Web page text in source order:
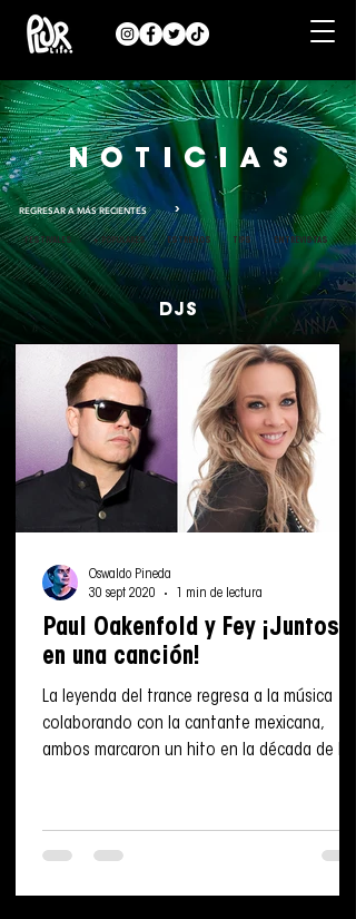
N O T I C I A S
REGRESAR A MÁS RECIENTES >
FESTIVALES ESTRENOS TIPS ENTREVISTAS
+ POPULARES
DJS
Paul Oakenfold y Fey ¡Juntos
en una canción!
La leyenda del trance regresa a la música
colaborando con la cantante mexicana,
ambos marcaron un hito en la década de los
Oswaldo Pineda
30 sept 2020
1 min de lectura